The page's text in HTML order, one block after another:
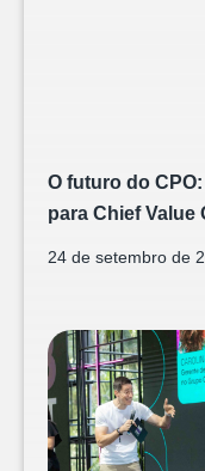
O futuro do
para Chief Value
24 de setembro de